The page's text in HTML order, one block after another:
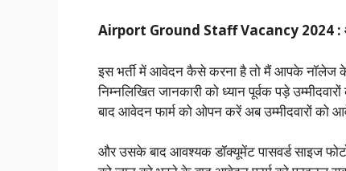
Airport Ground Staff Vacancy 2024 :
इस भर्ती में आवेदन कैसे करना है तो मैं आपके नॉलेज के
निम्नलिखित जानकारी को ध्यान पूर्वक पड़े
बाद आवेदन फार्म को ओपन करें अब उम्मीदवारों को
और उसके बाद आवश्यक डॉक्यूमेंट पासवर्ड साइज